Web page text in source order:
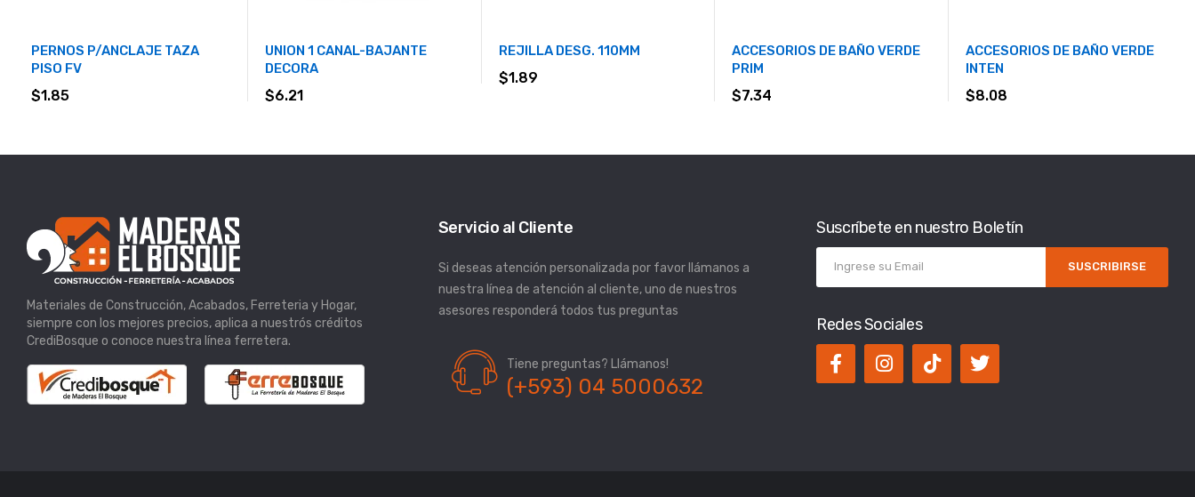
PERNOS P/ANCLAJE TAZA
PISO FV
$1.85
UNION 1 CANAL-BAJANTE
DECORA
$6.21
REJILLA DESG. 110MM
$1.89
ACCESORIOS DE BAÑO VERDE
PRIM
$7.34
ACCESORIOS DE BAÑO VERDE
INTEN
$8.08
Materiales de Construcción, Acabados, Ferreteria y Hogar,
siempre con los mejores precios, aplica a nuestrós créditos
CrediBosque o conoce nuestra línea ferretera.
Servicio al Cliente
Si deseas atención personalizada por favor llámanos a
nuestra línea de atención al cliente, uno de nuestros
asesores responderá todos tus preguntas
Tiene preguntas? Llámanos!
(+593) 04 5000632
Suscríbete en nuestro Boletín
SUSCRIBIRSE
Redes Sociales